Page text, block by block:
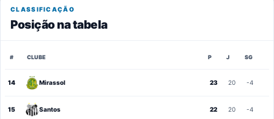
CLASSIFICAÇÃO
Posição na tabela
# CLUBE P J SG
14 Mirassol 23 20 -4
15 Santos 22 20 -4